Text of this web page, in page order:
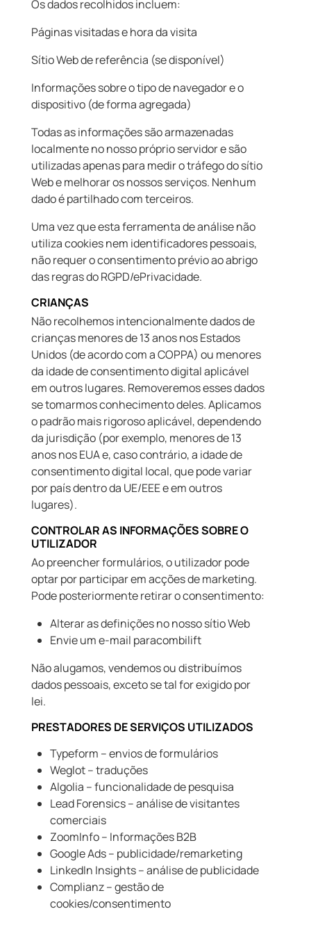
Os dados recolhidos incluem:
Páginas visitadas e hora da visita
Sítio Web de referência (se disponível)
Informações sobre o tipo de navegador e o
dispositivo (de forma agregada)
Todas as informações são armazenadas
localmente no nosso próprio servidor e são
utilizadas apenas para medir o tráfego do sítio
Web e melhorar os nossos serviços. Nenhum
dado é partilhado com terceiros.
Uma vez que esta ferramenta de análise não
utiliza cookies nem identificadores pessoais,
não requer o consentimento prévio ao abrigo
das regras do RGPD/ePrivacidade.
CRIANÇAS
Não recolhemos intencionalmente dados de
crianças menores de 13 anos nos Estados
Unidos (de acordo com a COPPA) ou menores
da idade de consentimento digital aplicável
em outros lugares. Removeremos esses dados
se tomarmos conhecimento deles. Aplicamos
o padrão mais rigoroso aplicável, dependendo
da jurisdição (por exemplo, menores de 13
anos nos EUA e, caso contrário, a idade de
consentimento digital local, que pode variar
por país dentro da UE/EEE e em outros
lugares).
CONTROLAR AS INFORMAÇÕES SOBRE O
UTILIZADOR
Ao preencher formulários, o utilizador pode
optar por participar em acções de marketing.
Pode posteriormente retirar o consentimento:
Alterar as definições no nosso sítio Web
Envie um e-mail paracombilift
Não alugamos, vendemos ou distribuímos
dados pessoais, exceto se tal for exigido por
lei.
PRESTADORES DE SERVIÇOS UTILIZADOS
Typeform – envios de formulários
Weglot – traduções
Algolia – funcionalidade de pesquisa
Lead Forensics – análise de visitantes
comerciais
ZoomInfo – Informações B2B
Google Ads – publicidade/remarketing
LinkedIn Insights – análise de publicidade
Complianz – gestão de
cookies/consentimento